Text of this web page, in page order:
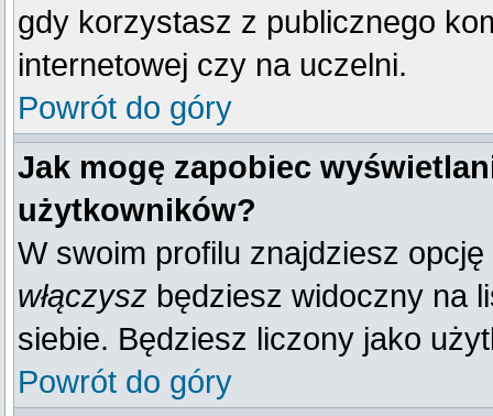
gdy korzystasz z publicznego
internetowej czy na uczelni.
Powrót do góry
Jak mogę zapobiec
użytkowników?
W swoim profilu znajdziesz opcję
włączysz będziesz widoczny na
siebie. Będziesz liczony jako
Powrót do góry